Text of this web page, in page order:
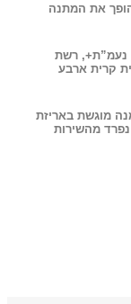
את המתנה
נעמ”ת+, רשת
קרית ארבע
מוגשת באריזת
מהשירות